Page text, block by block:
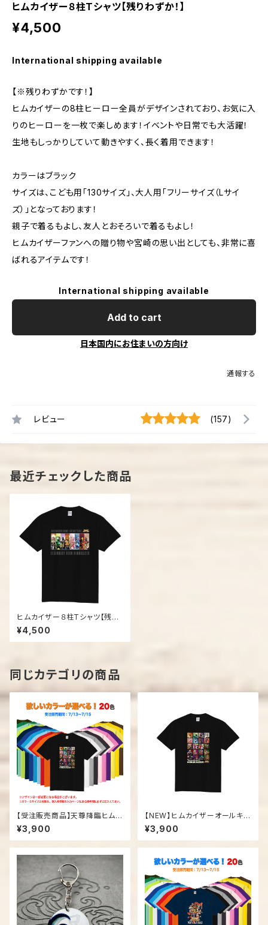
ヒムカイザー８柱Tシャツ【残りわずか！】
¥4,500
International shipping available
【※残りわずかです！】
ヒムカイザーの8柱ヒーロー全員がデザインされており、お気に入
りのヒーローを一枚で楽しめます！イベントや日常でも大活躍！
生地もしっかりしていて動きやすく、長く着用できます！
カラーはブラック
サイズは、こども用「130サイズ」、大人用「フリーサイズ（Lサイ
ズ）」となっております！
親子で着るもよし、友人とおそろいで着るもよし！
ヒムカイザーファンへの贈り物や宮崎の思い出としても、非常に喜
ばれるアイテムです！
International shipping available
Add to cart
日本国内にお住まいの方向け
通報する
レビュー (157)
最近チェックした商品
ヒムカイザー８柱Tシャツ【残り
わずか！】
¥4,500
同じカテゴリの商品
【受注販売商品】天尊降臨ヒムカ
イザー「オールキャラTシャツ」
¥3,900
【NEW】ヒムカイザーオールキャ
ラTシャツ
¥3,900